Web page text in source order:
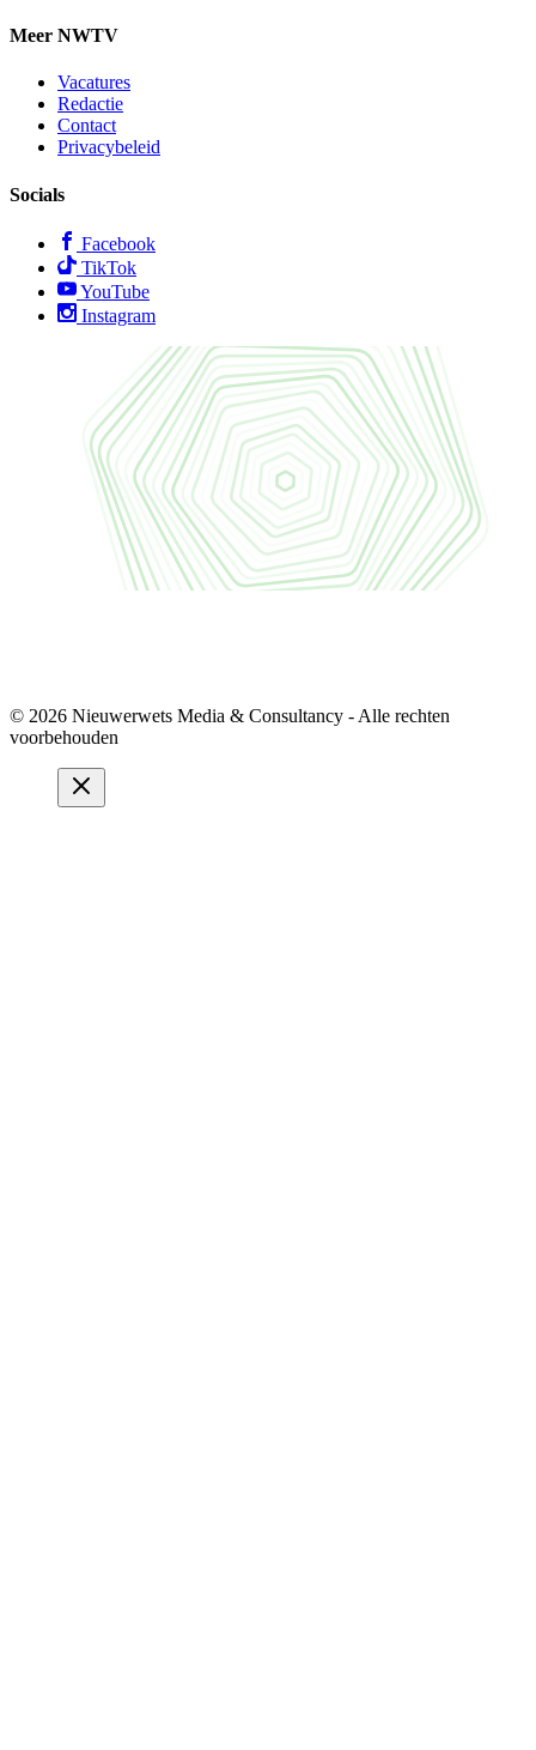
Meer NWTV
Vacatures
Redactie
Contact
Privacybeleid
Socials
Facebook
TikTok
YouTube
Instagram
© 2026 Nieuwerwets Media & Consultancy - Alle rechten
voorbehouden